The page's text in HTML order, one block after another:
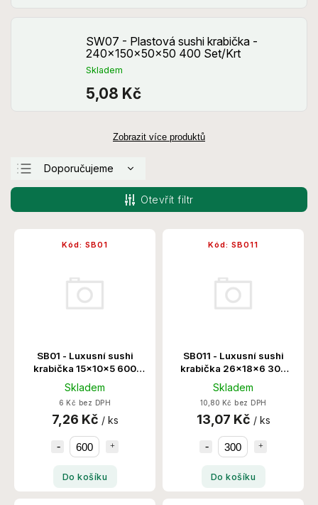
SW07 - Plastová sushi krabička -
240x150x50x50 400 Set/Krt
Skladem
5,08 Kč
Zobrazit více produktů
Doporučujeme
Nejlevnější
Nejdražší
Otevřít filtr
SB01 - Luxusní sushi
krabička 15x10x5 600
Ks/Krt
Skladem
6 Kč bez DPH
7,26 Kč / ks
Do košíku
Kód: SB01
SB011 - Luxusní sushi
krabička 26x18x6 300
Ks/Krt
Skladem
10,80 Kč bez DPH
13,07 Kč / ks
Do košíku
Kód: SB011